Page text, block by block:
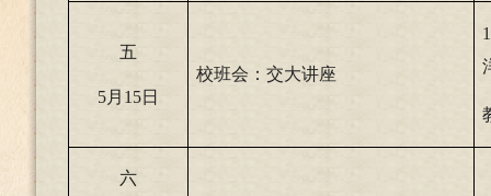
五
5月15日
校班会：交大讲座
六